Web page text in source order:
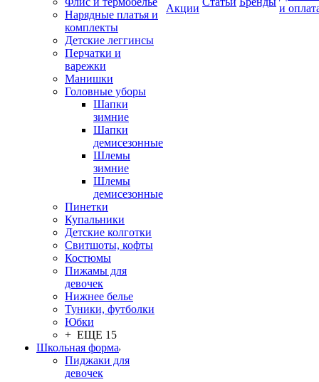
Нарядные платья и
комплекты
Детские леггинсы
Перчатки и
варежки
Манишки
Головные уборы
Шапки
зимние
Шапки
демисезонные
Шлемы
зимние
Шлемы
демисезонные
Пинетки
Купальники
Детские колготки
Свитшоты, кофты
Костюмы
Пижамы для
девочек
Нижнее белье
Туники, футболки
Юбки
+ ЕЩЕ 15
Школьная форма
Пиджаки для
девочек
Акции
и